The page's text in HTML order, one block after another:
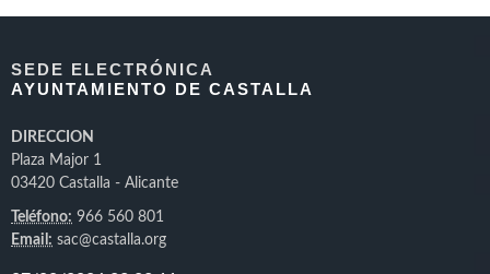
SEDE ELECTRÓNICA
AYUNTAMIENTO DE CASTALLA
DIRECCION
Plaza Major 1
03420 Castalla - Alicante
Teléfono: 966 560 801
Email: sac@castalla.org